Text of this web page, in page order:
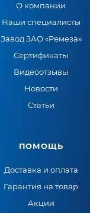
О компании
Наши специалисты
Завод ЗАО «Ремеза»
Сертификаты
Видеоотзывы
Новости
Статьи
ПОМОЩЬ
Доставка и оплата
Гарантия на товар
Акции